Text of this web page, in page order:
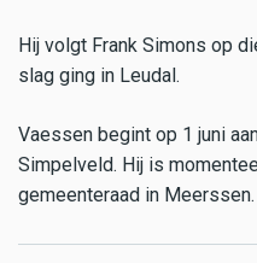
Hij volgt Frank Simons op
slag ging in Leudal.
Vaessen begint op 1 juni
Simpelveld. Hij is
gemeenteraad in Meerssen.